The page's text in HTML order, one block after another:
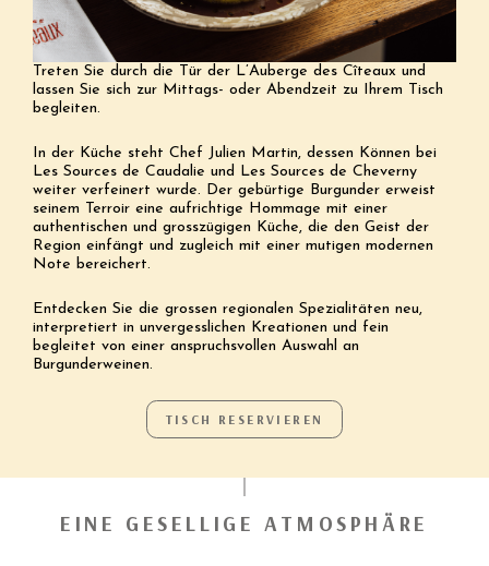
Treten Sie durch die Tür der L’Auberge des Cîteaux und
lassen Sie sich zur Mittags- oder Abendzeit zu Ihrem Tisch
begleiten.
In der Küche steht Chef Julien Martin, dessen Können bei
Les Sources de Caudalie und Les Sources de Cheverny
weiter verfeinert wurde. Der gebürtige Burgunder erweist
seinem Terroir eine aufrichtige Hommage mit einer
authentischen und grosszügigen Küche, die den Geist der
Region einfängt und zugleich mit einer mutigen modernen
Note bereichert.
Entdecken Sie die grossen regionalen Spezialitäten neu,
interpretiert in unvergesslichen Kreationen und fein
begleitet von einer anspruchsvollen Auswahl an
Burgunderweinen.
TISCH RESERVIEREN
EINE GESELLIGE ATMOSPHÄRE